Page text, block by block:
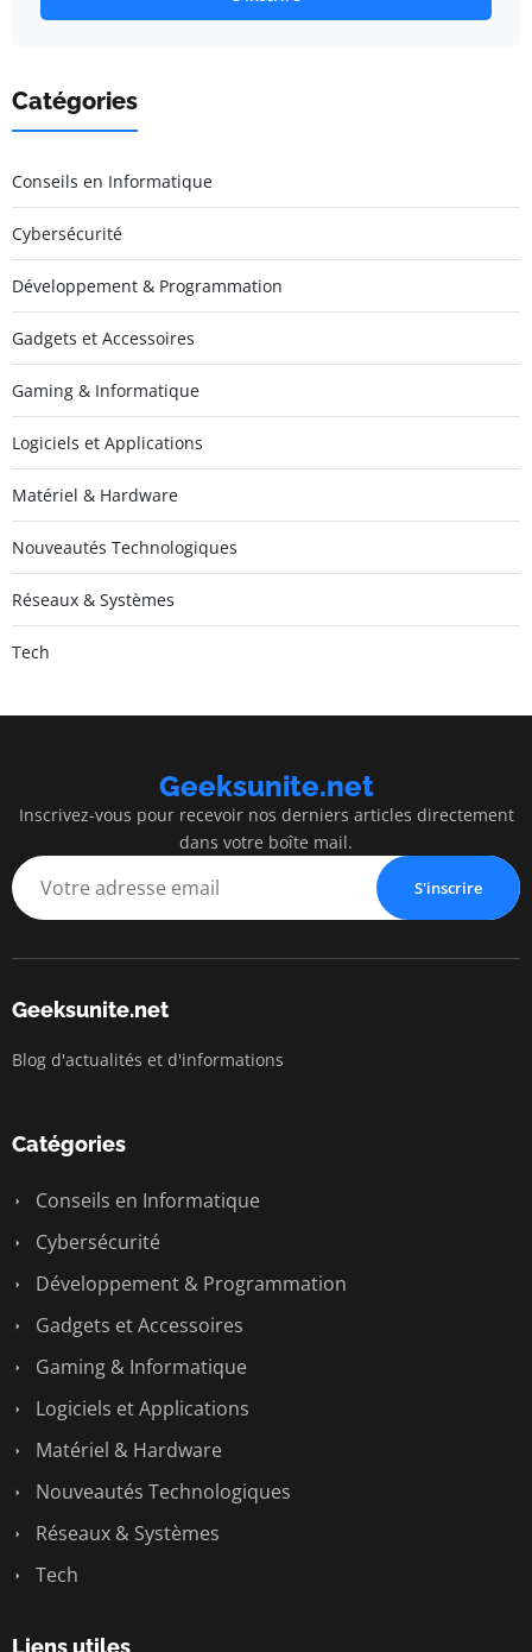
Catégories
Conseils en Informatique
Cybersécurité
Développement & Programmation
Gadgets et Accessoires
Gaming & Informatique
Logiciels et Applications
Matériel & Hardware
Nouveautés Technologiques
Réseaux & Systèmes
Tech
Geeksunite.net
Inscrivez-vous pour recevoir nos derniers articles directement
dans votre boîte mail.
S'inscrire
Geeksunite.net
Blog d'actualités et d'informations
Catégories
Conseils en Informatique
Cybersécurité
Développement & Programmation
Gadgets et Accessoires
Gaming & Informatique
Logiciels et Applications
Matériel & Hardware
Nouveautés Technologiques
Réseaux & Systèmes
Tech
Liens utiles